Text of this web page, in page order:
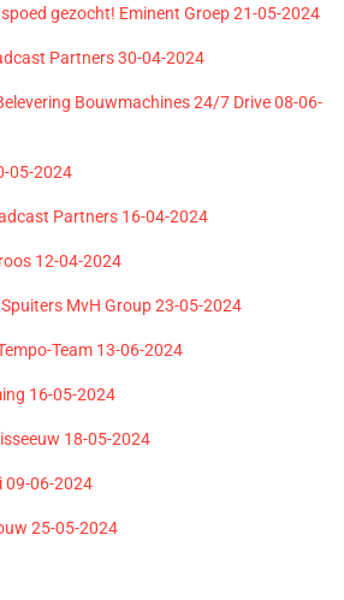
gezocht! Eminent Groep 21-05-2024
Partners 30-04-2024
Bouwmachines 24/7 Drive 08-06-
05-2024
Partners 16-04-2024
12-04-2024
MvH Group 23-05-2024
Team 13-06-2024
16-05-2024
18-05-2024
09-06-2024
25-05-2024